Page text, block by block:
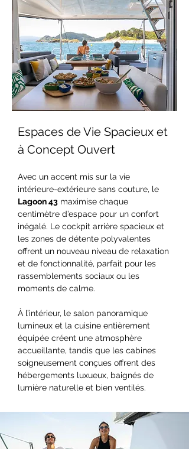
Espaces de Vie Spacieux et
à Concept Ouvert
Avec un accent mis sur la vie
intérieure-extérieure sans couture, le
Lagoon 43 maximise chaque
centimètre d’espace pour un confort
inégalé. Le cockpit arrière spacieux et
les zones de détente polyvalentes
offrent un nouveau niveau de relaxation
et de fonctionnalité, parfait pour les
rassemblements sociaux ou les
moments de calme.
À l’intérieur, le salon panoramique
lumineux et la cuisine entièrement
équipée créent une atmosphère
accueillante, tandis que les cabines
soigneusement conçues offrent des
hébergements luxueux, baignés de
lumière naturelle et bien ventilés.